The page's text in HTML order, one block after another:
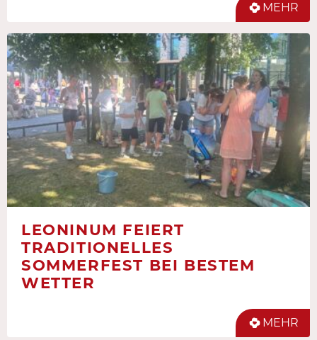
MEHR
LEONINUM FEIERT
TRADITIONELLES
SOMMERFEST BEI BESTEM
WETTER
MEHR